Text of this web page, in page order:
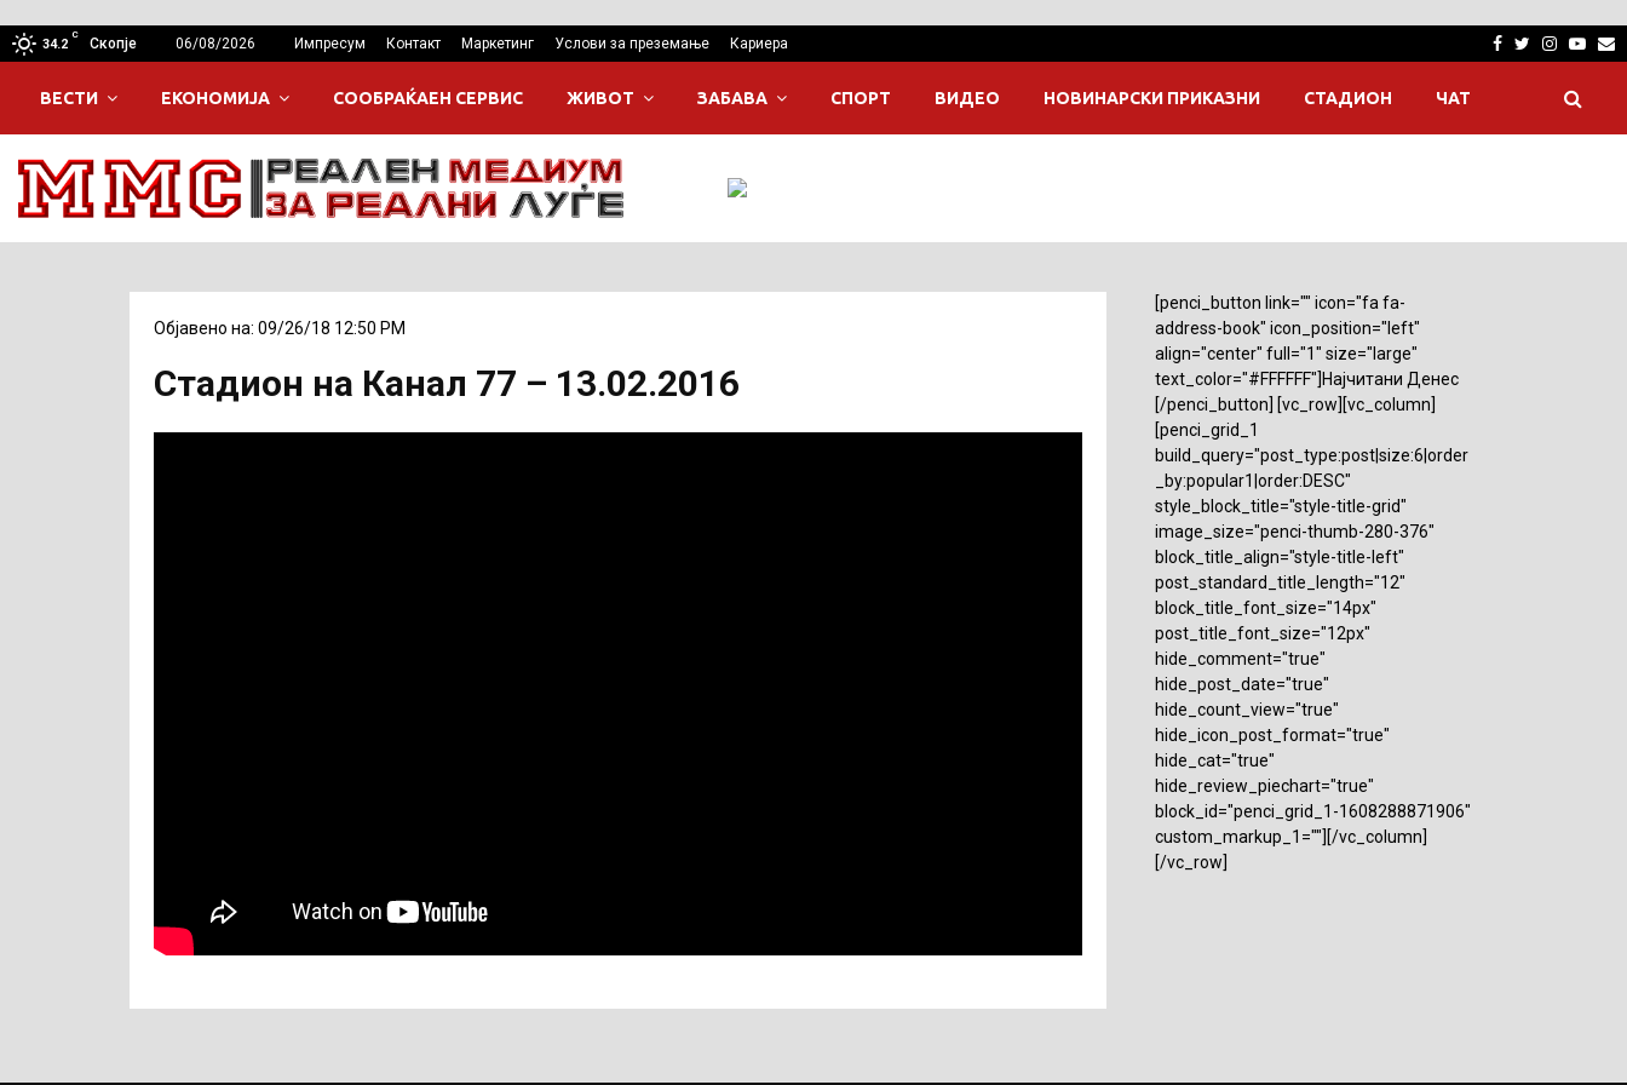
34.2
C
Скопје 06/08/2026 Импресум Контакт Маркетинг Услови за преземање Кариера Facebook
Twitter
ВЕСТИ ЕКОНОМИЈА СООБРАЌАЕН СЕРВИС ЖИВОТ ЗАБАВА СПОРТ ВИДЕО НОВИНАРСКИ ПРИКАЗНИ СТАДИОН ЧАТ
Објавено на: 09/26/18 12:50 PM
Стадион на Канал 77 – 13.02.2016
[penci_button link="" icon="fa fa-
address-book" icon_position="left"
align="center" full="1" size="large"
text_color="#FFFFFF"]Најчитани Денес
[/penci_button] [vc_row][vc_column]
[penci_grid_1
build_query="post_type:post|size:6|order
_by:popular1|order:DESC"
style_block_title="style-title-grid"
image_size="penci-thumb-280-376"
block_title_align="style-title-left"
post_standard_title_length="12"
block_title_font_size="14px"
post_title_font_size="12px"
hide_comment="true"
hide_post_date="true"
hide_count_view="true"
hide_icon_post_format="true"
hide_cat="true"
hide_review_piechart="true"
block_id="penci_grid_1-1608288871906"
custom_markup_1=""][/vc_column]
[/vc_row]